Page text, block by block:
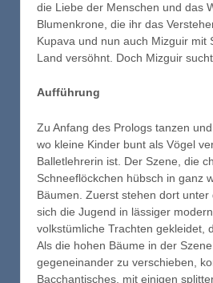
die Liebe der Menschen und das
Blumenkrone, die ihr das
Kupava und nun auch Mizguir mit
Land versöhnt. Doch Mizguir
Aufführung
Zu Anfang des Prologs tanzen
wo kleine Kinder bunt als Vögel
Balletlehrerin ist. Der Szene, die
Schneeflöckchen hübsch in ganz
Bäumen. Zuerst stehen dort
sich die Jugend in lässiger
volkstümliche Trachten gekleidet,
Als die hohen Bäume in der
gegeneinander zu verschieben,
Bacchantisches, mit einigen